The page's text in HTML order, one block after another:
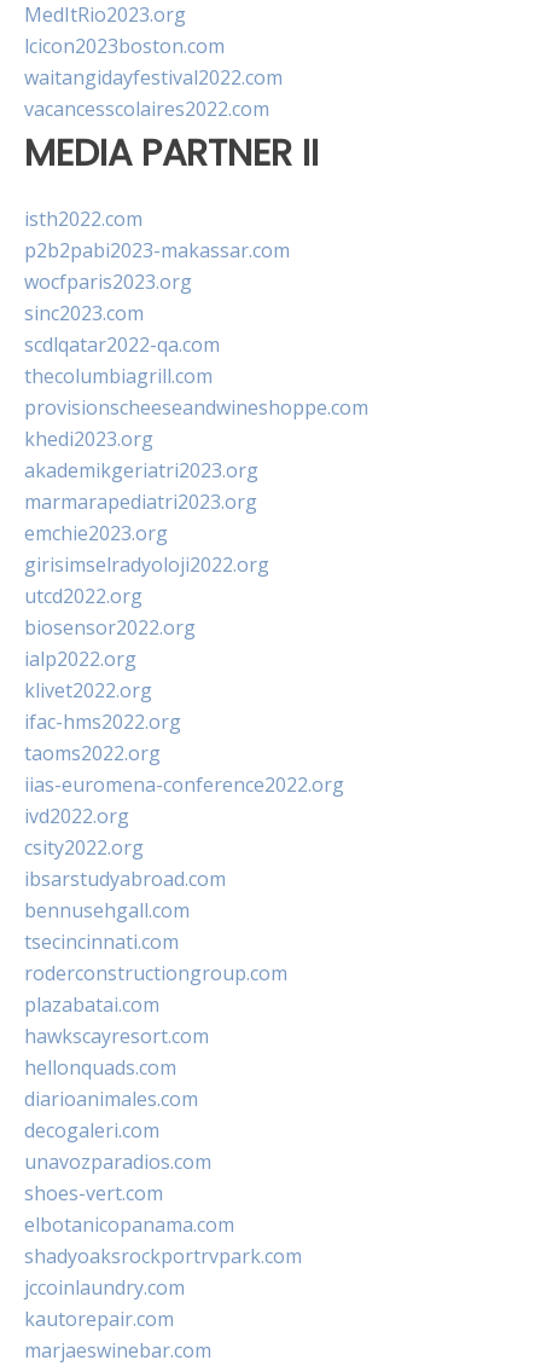
MedItRio2023.org
lcicon2023boston.com
waitangidayfestival2022.com
vacancesscolaires2022.com
MEDIA PARTNER II
isth2022.com
p2b2pabi2023-makassar.com
wocfparis2023.org
sinc2023.com
scdlqatar2022-qa.com
thecolumbiagrill.com
provisionscheeseandwineshoppe.com
khedi2023.org
akademikgeriatri2023.org
marmarapediatri2023.org
emchie2023.org
girisimselradyoloji2022.org
utcd2022.org
biosensor2022.org
ialp2022.org
klivet2022.org
ifac-hms2022.org
taoms2022.org
iias-euromena-conference2022.org
ivd2022.org
csity2022.org
ibsarstudyabroad.com
bennusehgall.com
tsecincinnati.com
roderconstructiongroup.com
plazabatai.com
hawkscayresort.com
hellonquads.com
diarioanimales.com
decogaleri.com
unavozparadios.com
shoes-vert.com
elbotanicopanama.com
shadyoaksrockportrvpark.com
jccoinlaundry.com
kautorepair.com
marjaeswinebar.com